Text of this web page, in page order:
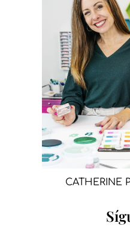
CATHERINE